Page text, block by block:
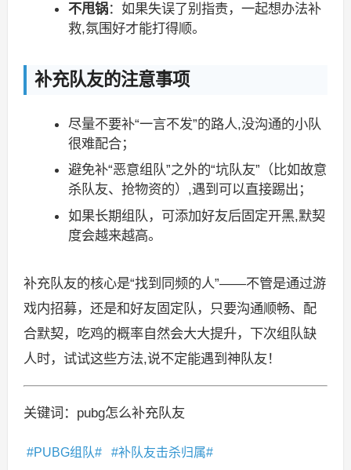
不甩锅：如果失误了别指责，一起想办法补
救,氛围好才能打得顺。
补充队友的注意事项
尽量不要补“一言不发”的路人,没沟通的小队
很难配合；
避免补“恶意组队”之外的“坑队友”（比如故意
杀队友、抢物资的）,遇到可以直接踢出；
如果长期组队，可添加好友后固定开黑,默契
度会越来越高。
补充队友的核心是“找到同频的人”——不管是通过游
戏内招募，还是和好友固定队，只要沟通顺畅、配
合默契，吃鸡的概率自然会大大提升，下次组队缺
人时，试试这些方法,说不定能遇到神队友！
关键词：pubg怎么补充队友
PUBG组队 补队友击杀归属